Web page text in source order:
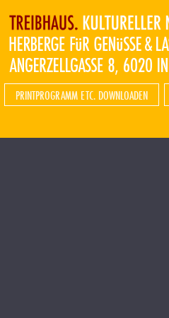
PRINTPROGRAMM ETC. DOWNLOADEN